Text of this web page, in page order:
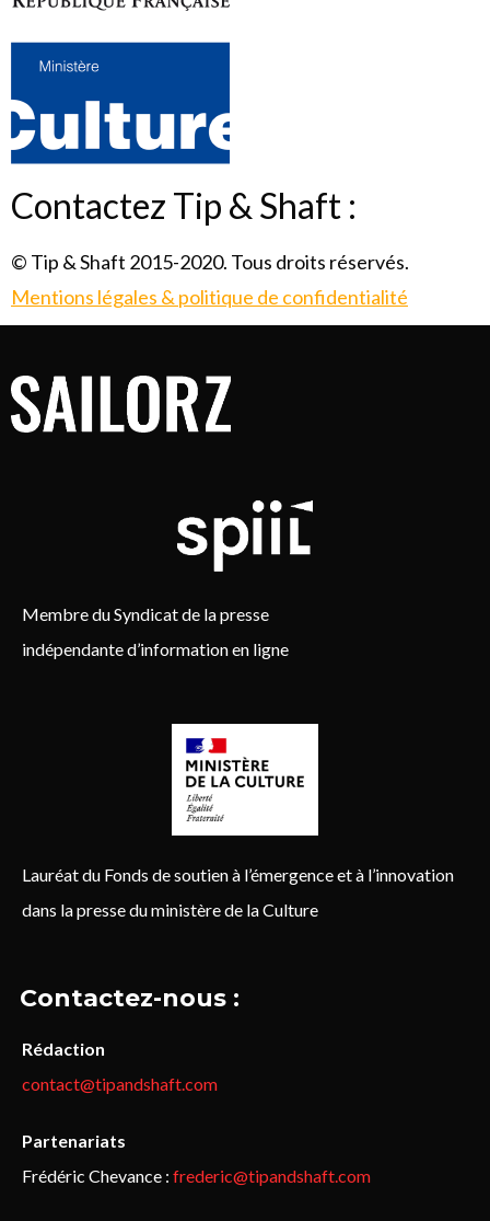
Contactez Tip & Shaft :
© Tip & Shaft 2015-2020. Tous droits réservés.
Mentions légales & politique de confidentialité
Membre du Syndicat de la presse
indépendante d’information en ligne
Lauréat du Fonds de soutien à l’émergence et à l’innovation
dans la presse du ministère de la Culture
Contactez-nous :
Rédaction
contact@tipandshaft.com
Partenariats
Frédéric Chevance : frederic@tipandshaft.com